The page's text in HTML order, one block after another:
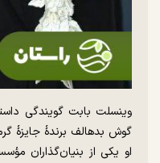
وینسلت بابت گویندگی
گوش بدهالف برندهٔ جایزهٔ
او یکی از بنیان‌گذاران